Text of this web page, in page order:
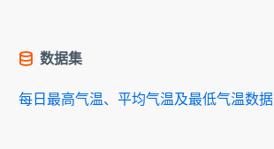
数据集
每日最高气温、平均气温及最低气温数据